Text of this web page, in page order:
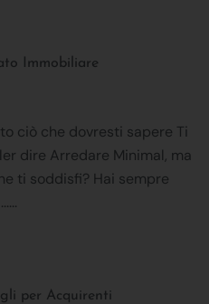
Immobiliare
ciò che dovresti sapere Ti
dire Arredare Minimal, ma
ti soddisfi? Hai sempre
per Acquirenti